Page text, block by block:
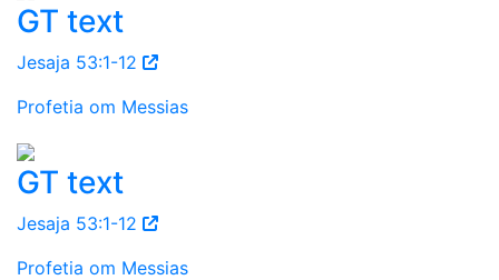
GT text
Jesaja 53:1-12
Profetia om Messias
GT text
Jesaja 53:1-12
Profetia om Messias